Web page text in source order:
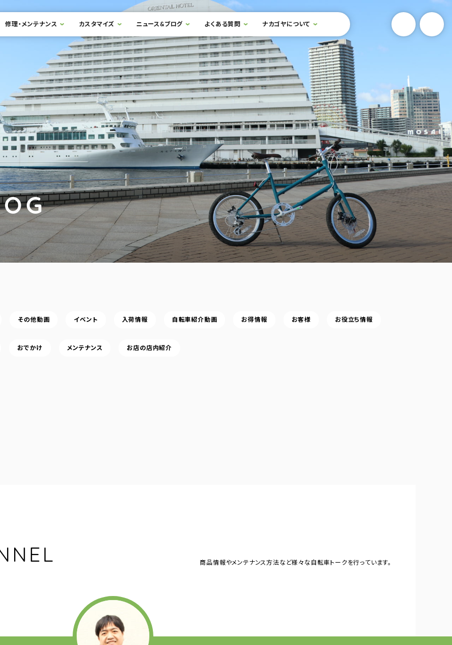
修理・メンテナンス カスタマイズ ニュース&ブログ よくある質問 ナカゴヤについて 検索フォームを開閉する YouTube
その他動画 イベント 入荷情報 自転車紹介動画 お得情報 お客様 お役立ち情報
おでかけ メンテナンス お店の店内紹介
商品情報やメンテナンス方法など様々な自転車トークを行っています。